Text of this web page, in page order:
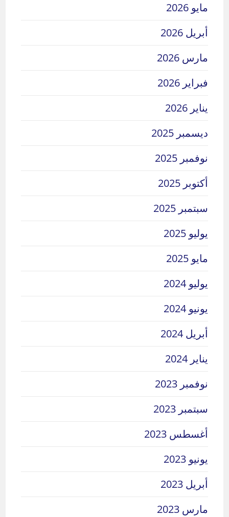
مايو 2026
أبريل 2026
مارس 2026
فبراير 2026
يناير 2026
ديسمبر 2025
نوفمبر 2025
أكتوبر 2025
سبتمبر 2025
يوليو 2025
مايو 2025
يوليو 2024
يونيو 2024
أبريل 2024
يناير 2024
نوفمبر 2023
سبتمبر 2023
أغسطس 2023
يونيو 2023
أبريل 2023
مارس 2023